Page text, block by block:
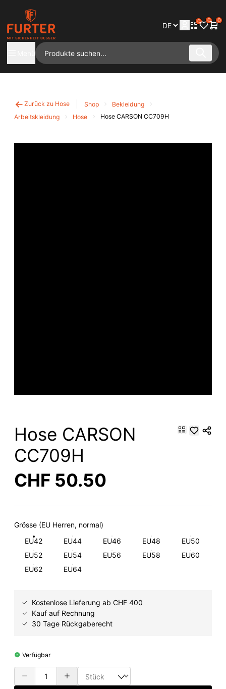
0 0 0
Zurück zu Hose Shop
Bekleidung
Arbeitskleidung
Hose Hose CARSON CC709H
Hose CARSON
CC709H
CHF 50.50
Grösse (EU Herren, normal)
EU42
EU44 EU46 EU48
EU50
EU52
EU54 EU56 EU58
EU60
EU62
EU64
Kostenlose Lieferung ab CHF 400
Kauf auf Rechnung
30 Tage Rückgaberecht
Verfügbar